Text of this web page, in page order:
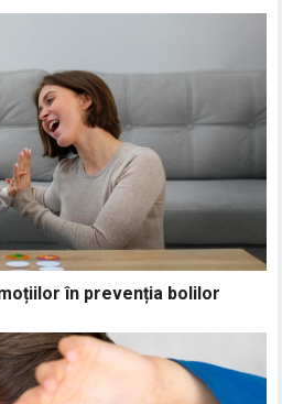
în prevenția bolilor